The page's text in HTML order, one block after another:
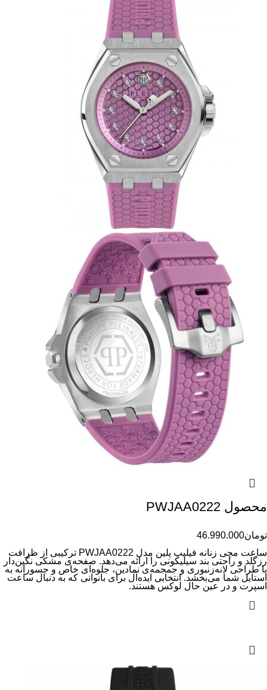
محصول PWJAA0222
تومان46.990.000
ساعت مچی زنانه فیلیپ پلین مدل PWJAA0222 ترکیبی از ظرافت
رزگلد و راحتی بند سیلیکونی را ارائه می‌دهد. صفحه‌ی مشکی نگین‌دار
با طراحی لانه‌زنبوری و جمجمه‌ی نمادین، جلوه‌ای خاص و جسورانه به
استایل شما می‌بخشد. انتخابی ایده‌آل برای بانوانی که به دنبال ساعت
اسپرت و در عین حال لوکس هستند.